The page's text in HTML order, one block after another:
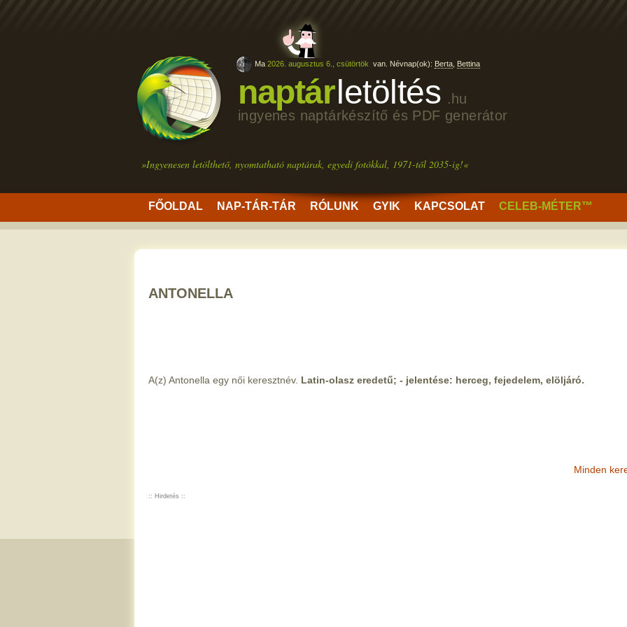
naptárletöltés .hu
ingyenes naptárkészítő és PDF generátor
»Ingyenesen letölthető, nyomtatható naptárak, egyedi fotókkal, 1971-től 2035-ig!«
FŐOLDAL NAP-TÁR-TÁR RÓLUNK GYIK KAPCSOLAT CELEB-MÉTER™
Ma 2026. augusztus 6., csütörtök van. Névnap(ok): Berta Bettina
ANTONELLA
A(z) Antonella egy női keresztnév. Latin-olasz eredetű; - jelentése: herceg, fejedelem, elöljáró.
Minden
:: Hirdetés ::